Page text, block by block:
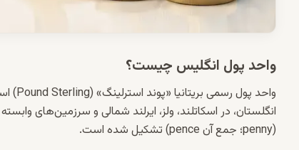
واحد پول انگلیس چیست؟
واحد پول رسمی بریتانیا «پوند استرلینگ» (Pound Sterling) است که با نماد
انگلستان، در اسکاتلند، ولز، ایرلند شمالی و سرزمین‌های
(penny؛ جمع آن pence) تشکیل شده است.